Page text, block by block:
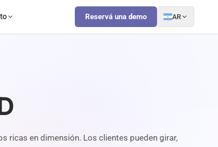
Reservá una demo AR
ricas en dimensión. Los clientes pueden girar,